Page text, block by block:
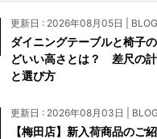
よくあるご質問
お問い合わせ
更新日 : 2026年08月05日 | BLOG
ダイニングテーブルと椅子
どいい高さとは？ 差尺の
と選び方
更新日 : 2026年08月03日 |
【梅田店】新入荷商品のご